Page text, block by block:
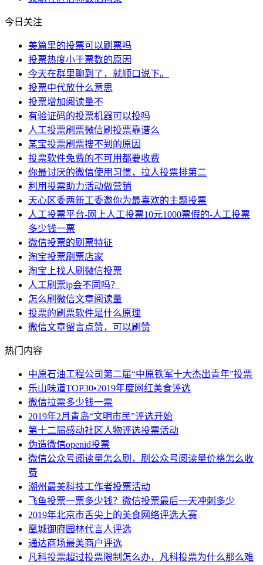
今日关注
美篇里的投票可以刷票吗
投票热度小于票数的原因
今天在群里聊到了，就顺口说下。
投票中代放什么意思
投票增加阅读量不
有验证码的投票机器可以投吗
人工投票刷票微信刷投票靠谱么
某宝投票刷票搜不到的原因
投票软件免费的不可用都要收费
你最讨厌的微信使用习惯，拉人投票排第二
利用投票助力活动做营销
天心区委两新工委邀你为最喜欢的主题投票
人工投票平台-网上人工投票10元1000票假的-人工投票
多少钱一票
微信投票的刷票特征
淘宝投票刷票店家
淘宝上找人刷微信投票
人工刷票ip会不同吗？
怎么刷微信文章阅读量
投票的刷票软件是什么原理
微信文章留言点赞，可以刷赞
热门内容
中原石油工程公司第二届“中原铁军十大杰出青年”投票
乐山味道TOP30•2019年度网红美食评选
微信拉票多少钱一票
2019年2月青岛“文明市民”评选开始
第十二届感动社区人物评选投票活动
伪造微信openid投票
微信公众号阅读量怎么刷，刷公众号阅读量价格怎么收
费
潮州最美科技工作者投票活动
飞鱼投票一票多少钱？微信投票最后一天冲刺多少
2019年北京市舌尖上的美食网络评选大赛
凰城御府园林代言人评选
通达商场最美商户评选
凡科投票超过投票限制怎么办，凡科投票为什么那么难